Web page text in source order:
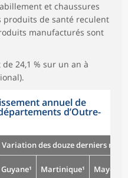
et chaussures
produits de santé reculent
manufacturés sont
24,1 % sur un an à
annuel de
d’Outre-
Variation des douze derniers mois
Guyane¹ Martinique¹ Mayotte²